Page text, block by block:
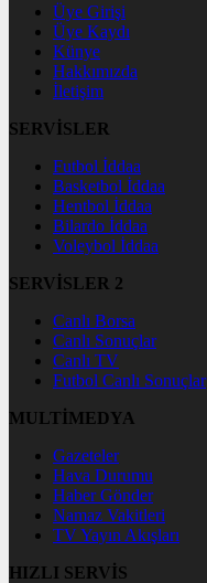
Üye Girişi
Üye Kaydı
Künye
Hakkımızda
İletişim
SERVİSLER
Futbol İddaa
Basketbol İddaa
Hentbol İddaa
Bilardo İddaa
Voleybol İddaa
SERVİSLER 2
Canlı Borsa
Canlı Sonuçlar
Canlı TV
Futbol Canlı Sonuçlar
MULTİMEDYA
Gazeteler
Hava Durumu
Haber Gönder
Namaz Vakitleri
TV Yayın Akışları
HIZLI SERVİS